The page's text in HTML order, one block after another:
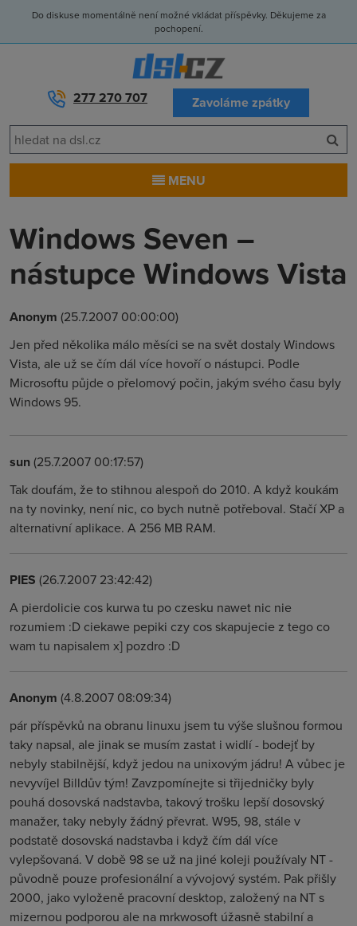
Do diskuse momentálně není možné vkládat příspěvky. Děkujeme za
pochopení.
277 270 707 Zavoláme zpátky
MENU
Windows Seven –
nástupce Windows Vista
Anonym (25.7.2007 00:00:00)
Jen před několika málo měsíci se na svět dostaly Windows
Vista, ale už se čím dál více hovoří o nástupci. Podle
Microsoftu půjde o přelomový počin, jakým svého času byly
Windows 95.
sun(25.7.2007 00:17:57)
Tak doufám, že to stihnou alespoň do 2010. A když koukám
na ty novinky, není nic, co bych nutně potřeboval. Stačí XP a
alternativní aplikace. A 256 MB RAM.
PIES (26.7.2007 23:42:42)
A pierdolicie cos kurwa tu po czesku nawet nic nie
rozumiem :D ciekawe pepiki czy cos skapujecie z tego co
wam tu napisalem x] pozdro :D
Anonym (4.8.2007 08:09:34)
pár příspěvků na obranu linuxu jsem tu výše slušnou formou
taky napsal, ale jinak se musím zastat i widlí - bodejť by
nebyly stabilnější, když jedou na unixovým jádru! A vůbec je
nevyvíjel Billdův tým! Zavzpomínejte si třijedničky byly
pouhá dosovská nadstavba, takový trošku lepší dosovský
manažer, taky nebyly žádný převrat. W95, 98, stále v
podstatě dosovská nadstavba i když čím dál více
vylepšovaná. V době 98 se už na jiné koleji používaly NT -
původně pouze profesionální a vývojový systém. Pak přišly
2000, jako vyloženě pracovní desktop, založený na NT s
mizernou podporou ale na mrkwosoft úžasně stabilní a